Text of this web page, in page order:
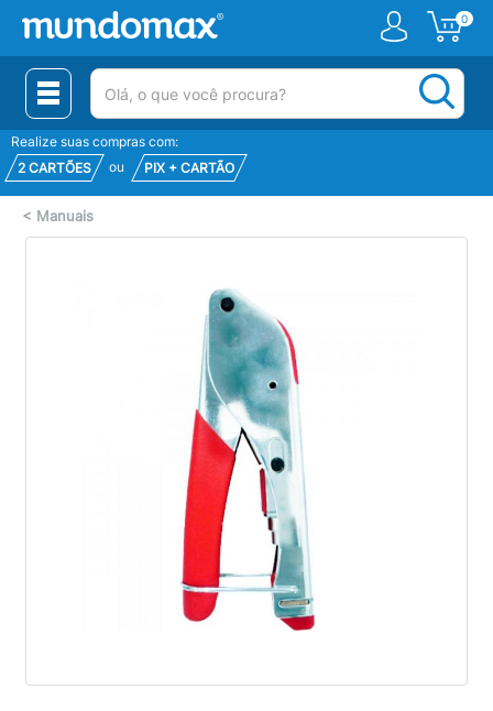
0
(pesquisar)
Realize suas compras com:
2 CARTÕES
ou PIX + CARTÃO
< Manuais